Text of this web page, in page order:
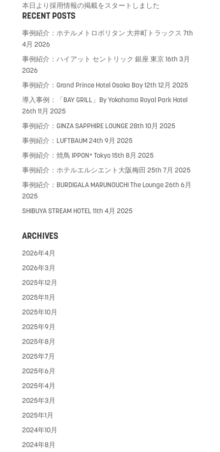
本日より採用情報の掲載をスタートしました
RECENT POSTS
事例紹介：ホテルメトロポリタン 大井町トラックス 7th
4月 2026
事例紹介：ハイアット セントリック 銀座 東京16th 3月
2026
事例紹介：Grand Prince Hotel Osaka Bay12th 12月 2025
導入事例：「BAY GRILL」By Yokohama Royal Park Hotel
26th 11月 2025
事例紹介：GINZA SAPPHIRE LOUNGE28th 10月 2025
事例紹介：LUFTBAUM24th 9月 2025
事例紹介：焼鳥 IPPON⁺ Tokyo15th 8月 2025
事例紹介：ホテルエルシエント大阪梅田 25th 7月 2025
事例紹介：BURDIGALA MARUNOUCHI The Lounge26th 6月
2025
SHIBUYA STREAM HOTEL11th 4月 2025
ARCHIVES
2026年4月
2026年3月
2025年12月
2025年11月
2025年10月
2025年9月
2025年8月
2025年7月
2025年6月
2025年4月
2025年3月
2025年1月
2024年10月
2024年8月